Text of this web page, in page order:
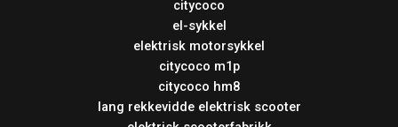
citycoco
el-sykkel
elektrisk motorsykkel
citycoco m1p
citycoco hm8
lang rekkevidde elektrisk scooter